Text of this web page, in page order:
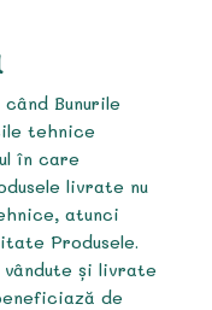
Bunurile
tehnice
în care
livrate nu
atunci
Produsele.
vândute și livrate
de